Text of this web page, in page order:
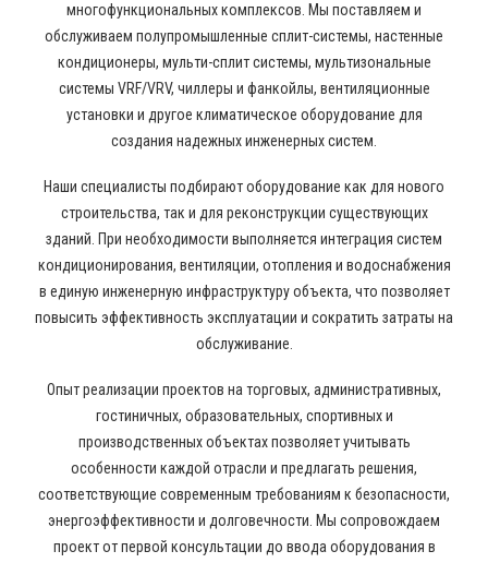
многофункциональных комплексов. Мы поставляем и
обслуживаем полупромышленные сплит-системы, настенные
кондиционеры, мульти-сплит системы, мультизональные
системы VRF/VRV, чиллеры и фанкойлы, вентиляционные
установки и другое климатическое оборудование для
создания надежных инженерных систем.
Наши специалисты подбирают оборудование как для нового
строительства, так и для реконструкции существующих
зданий. При необходимости выполняется интеграция систем
кондиционирования, вентиляции, отопления и водоснабжения
в единую инженерную инфраструктуру объекта, что позволяет
повысить эффективность эксплуатации и сократить затраты на
обслуживание.
Опыт реализации проектов на торговых, административных,
гостиничных, образовательных, спортивных и
производственных объектах позволяет учитывать
особенности каждой отрасли и предлагать решения,
соответствующие современным требованиям к безопасности,
энергоэффективности и долговечности. Мы сопровождаем
проект от первой консультации до ввода оборудования в